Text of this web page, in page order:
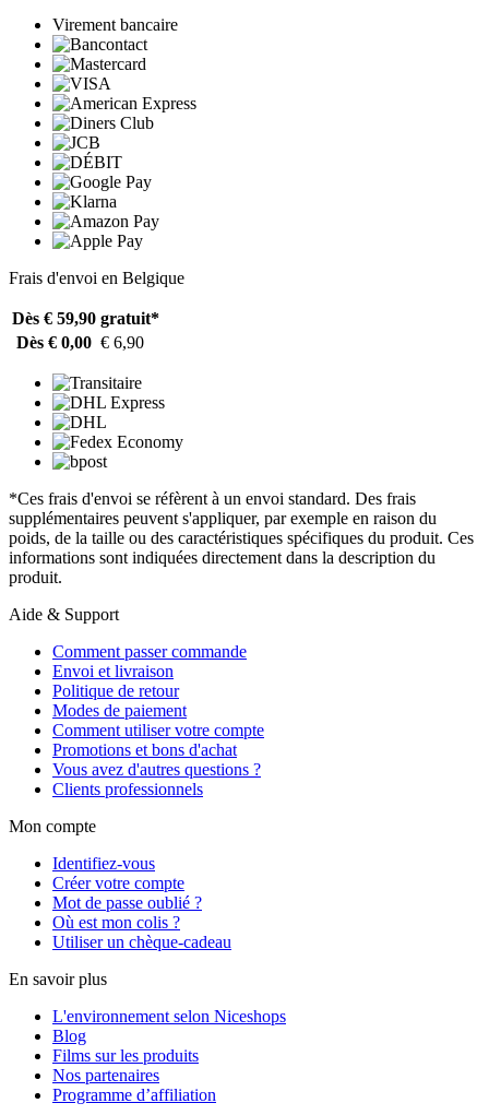
Virement bancaire
Frais d'envoi en Belgique
Dès € 59,90 gratuit*
Dès € 0,00 € 6,90
*Ces frais d'envoi se réfèrent à un envoi standard. Des frais
supplémentaires peuvent s'appliquer, par exemple en raison du
poids, de la taille ou des caractéristiques spécifiques du produit. Ces
informations sont indiquées directement dans la description du
produit.
Aide & Support
Comment passer commande
Envoi et livraison
Politique de retour
Modes de paiement
Comment utiliser votre compte
Promotions et bons d'achat
Vous avez d'autres questions ?
Clients professionnels
Mon compte
Identifiez-vous
Créer votre compte
Mot de passe oublié ?
Où est mon colis ?
Utiliser un chèque-cadeau
En savoir plus
L'environnement selon Niceshops
Blog
Films sur les produits
Nos partenaires
Programme d’affiliation